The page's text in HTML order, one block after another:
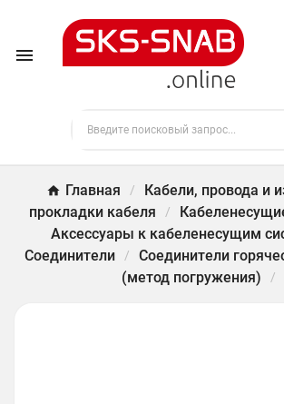

Главная
Кабели, провода и
прокладки кабеля
Аксессуары к кабеленесущим
Соединители
Соединители
(метод погружения)